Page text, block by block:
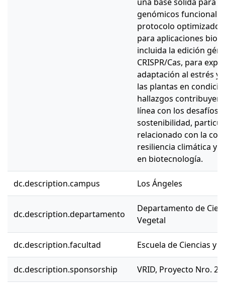
genómicos
protocolo optimizado
para aplicaciones
incluida la edición
CRISPR/Cas, para
adaptación al estrés y
las plantas en
hallazgos contribuyen
línea con los desafíos
sostenibilidad,
relacionado con la
resiliencia climática y
en biotecnología.
dc.description.campus Los Ángeles
dc.description.departamento
Departamento de
Vegetal
dc.description.facultad Escuela de Ciencias y
dc.description.sponsorship VRID, Proyecto Nro.